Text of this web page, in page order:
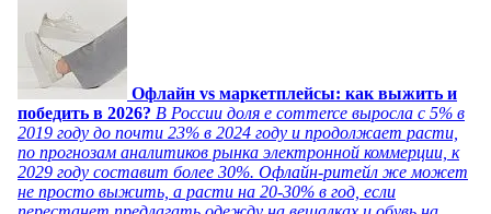
Офлайн vs маркетплейсы: как выжить и
победить в 2026? В России доля e commerce выросла с 5% в
2019 году до почти 23% в 2024 году и продолжает расти,
по прогнозам аналитиков рынка электронной коммерции, к
2029 году составит более 30%. Офлайн-ритейл же может
не просто выжить, а расти на 20-30% в год, если